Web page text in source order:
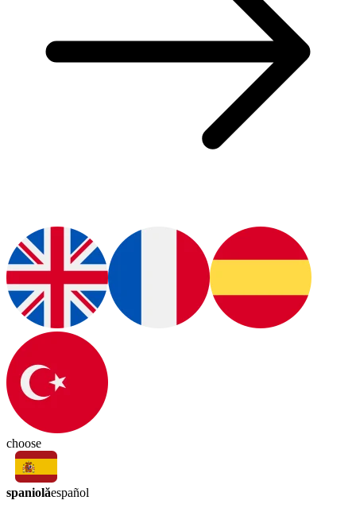
choose
spaniolăespañol